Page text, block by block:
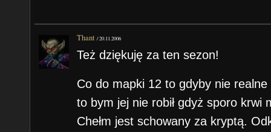
Thant /20.11.2006
Też dziękuję za ten sezon!
Co do mapki 12 to gdyby nie
to bym jej nie robił gdyż sporo krwi
Chełm jest schowany za kryptą.